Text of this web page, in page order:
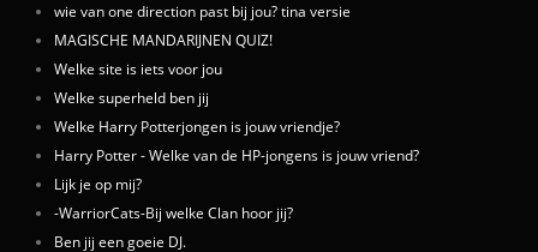
wie van one direction past bij jou? tina versie
MAGISCHE MANDARIJNEN QUIZ!
Welke site is iets voor jou
Welke superheld ben jij
Welke Harry Potterjongen is jouw vriendje?
Harry Potter - Welke van de HP-jongens is jouw vriend?
Lijk je op mij?
-WarriorCats-Bij welke Clan hoor jij?
Ben jij een goeie DJ.